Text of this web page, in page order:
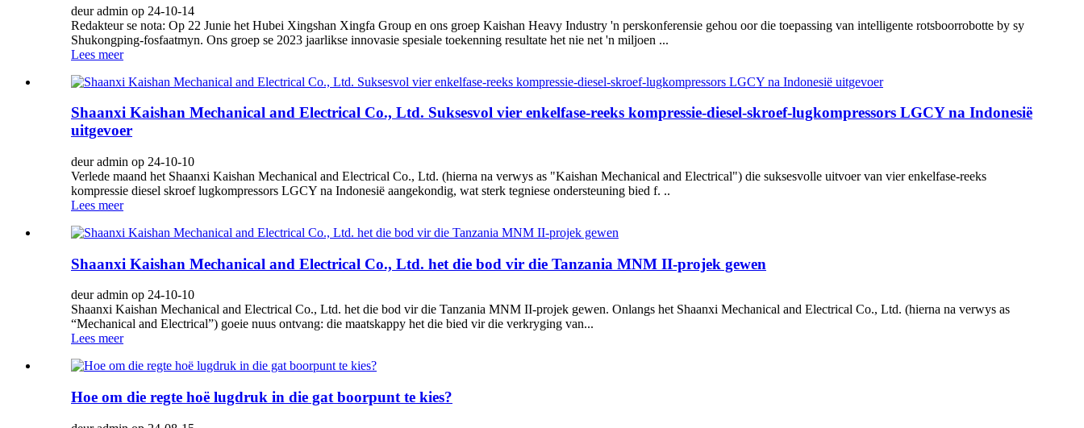
deur admin op 24-10-14
Redakteur se nota: Op 22 Junie het Hubei Xingshan Xingfa Group en ons groep Kaishan Heavy Industry 'n perskonferensie gehou oor die toepassing van intelligente rotsboorrobotte by sy
Shukongping-fosfaatmyn. Ons groep se 2023 jaarlikse innovasie spesiale toekenning resultate het nie net 'n miljoen ...
Lees meer
Shaanxi Kaishan Mechanical and Electrical Co., Ltd. Suksesvol vier enkelfase-reeks kompressie-diesel-skroef-lugkompressors LGCY na Indonesië
uitgevoer
deur admin op 24-10-10
Verlede maand het Shaanxi Kaishan Mechanical and Electrical Co., Ltd. (hierna na verwys as "Kaishan Mechanical and Electrical") die suksesvolle uitvoer van vier enkelfase-reeks
kompressie diesel skroef lugkompressors LGCY na Indonesië aangekondig, wat sterk tegniese ondersteuning bied f. ..
Lees meer
Shaanxi Kaishan Mechanical and Electrical Co., Ltd. het die bod vir die Tanzania MNM II-projek gewen
deur admin op 24-10-10
Shaanxi Kaishan Mechanical and Electrical Co., Ltd. het die bod vir die Tanzania MNM II-projek gewen. Onlangs het Shaanxi Mechanical and Electrical Co., Ltd. (hierna na verwys as
“Mechanical and Electrical”) goeie nuus ontvang: die maatskappy het die bied vir die verkryging van...
Lees meer
Hoe om die regte hoë lugdruk in die gat boorpunt te kies?